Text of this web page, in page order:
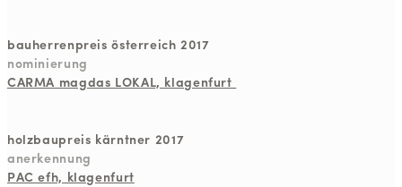
bauherrenpreis österreich 2017
nominierung
CARMA magdas LOKAL, klagenfurt
holzbaupreis kärntner 2017
anerkennung
PAC efh, klagenfurt